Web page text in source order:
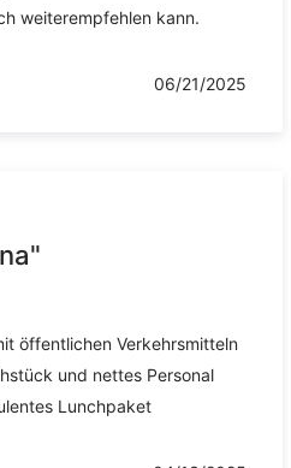
weiterempfehlen kann.
06/21/2025
öffentlichen Verkehrsmitteln
und nettes Personal
Lunchpaket